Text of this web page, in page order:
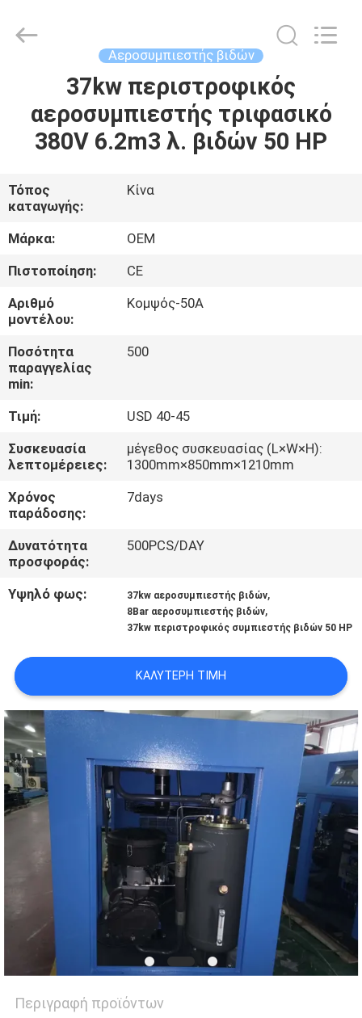
ΠΡΟΪΌΝΤΑ
ΣΧΕΤΙΚΆ
ΜΕ
ΕΜΆΣ
ΕΠΙΣΚΈΨΕΙΣ
ΣΤΟ
ΕΡΓΟΣΤΆΣΙΟ
ΈΛΕΓΧΟΣ
ΠΟΙΌΤΗΤΑΣ
ΕΠΙΚΟΙΝΩΝΉΣΤΕ
ΜΑΖΊ
ΜΑΣ
ΕΙΔΉΣΕΙΣ
ΖΗΤΉΣΤΕ
ΠΡΟΣΦΟΡΆ
SITEMAP
PRIVACY
POLICY
Machinery
Αεροσυμπιεστής βιδών
37kw περιστροφικός
αεροσυμπιεστής τριφασικό
380V 6.2m3 λ. βιδών 50 HP
Τόπος
καταγωγής:
Κίνα
Μάρκα:
OEM
Πιστοποίηση:
CE
Αριθμό
μοντέλου:
Κομψός-50A
Ποσότητα
παραγγελίας
min:
500
Τιμή:
USD 40-45
Συσκευασία
λεπτομέρειες:
μέγεθος συσκευασίας (L×W×H):
1300mm×850mm×1210mm
Χρόνος
παράδοσης:
7days
Δυνατότητα
προσφοράς:
500PCS/DAY
Υψηλό φως: 37kw αεροσυμπιεστής βιδών,
8Bar αεροσυμπιεστής βιδών,
37kw περιστροφικός συμπιεστής βιδών 50 HP
ΚΑΛΎΤΕΡΗ ΤΙΜΉ
Περιγραφή προϊόντων